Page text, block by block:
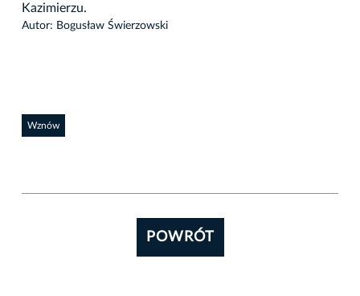
Kazimierzu.
Autor: Bogusław Świerzowski
Wznów
POWRÓT